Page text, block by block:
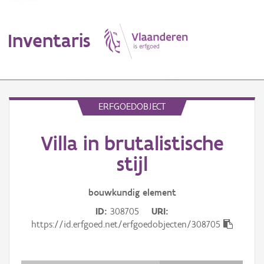
Inventaris
Erfgoedobject
Thema
ERFGOEDOBJECT
Villa in brutalistische
stijl
bouwkundig element
ID 308705
URI
https://id.erfgoed.net/erfgoedobjecten/308705